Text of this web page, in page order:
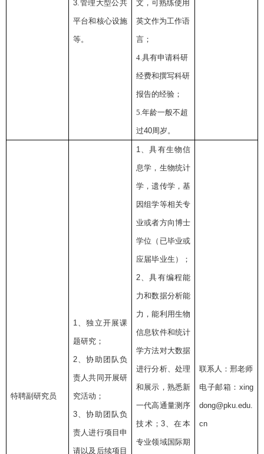
3. 管理大型公共
平台和核心设施
等。
文，可熟练使用
英文作为工作语
言；
4.具有申请科研
经费和撰写科研
报告的经验；
5.年龄一般不超
过40周岁。
特聘副研究员
1 、独立开展课
题研究；
2 、协助团队负
责人共同开展研
究活动；
3 、协助团队负
责人进行项目申
请以及后续项目
1 、具有生物信
息学，生物统计
学，遗传学，基
因组学等相关专
业或者方向博士
学位（已毕业或
应届毕业生）；
2 、具有编程能
力和数据分析能
力，能利用生物
信息软件和统计
学方法对大数据
进行分析、处理
和展示，熟悉新
一代高通量测序
技术； 3、在本
专业领域国际期
联系人：邢老师
电子邮箱： xing
dong@pku.edu.
cn